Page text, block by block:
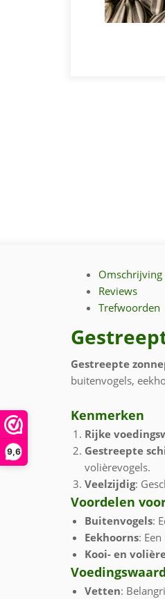
9,6
Omschrijving
Reviews
Trefwoorden
Gestreepte
buitenvogels,
Kenmerken
Rijke
Gestreepte
volièrevogels.
Veelzijdig:
Voordelen
Buitenvogels:
Eekhoorns:
Kooi- en
Vetten: